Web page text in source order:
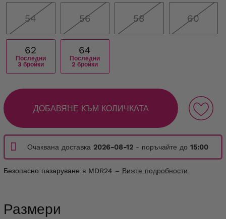
54 56 58 60
62
Последни
3 бройки
64
Последни
2 бройки
ДОБАВЯНЕ КЪМ КОЛИЧКАТА
Очаквана доставка 2026-08-12 - поръчайте до 15:00
Безопасно пазаруване в MDR24 – Вижте подробности
Размери